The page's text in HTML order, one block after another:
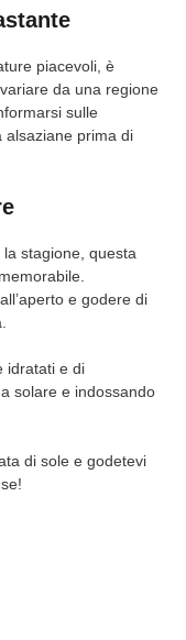
piacevoli, è
da una regione
sulle
alsaziane prima di
stagione, questa
e godere di
idratati e di
solare e indossando
di sole e godetevi